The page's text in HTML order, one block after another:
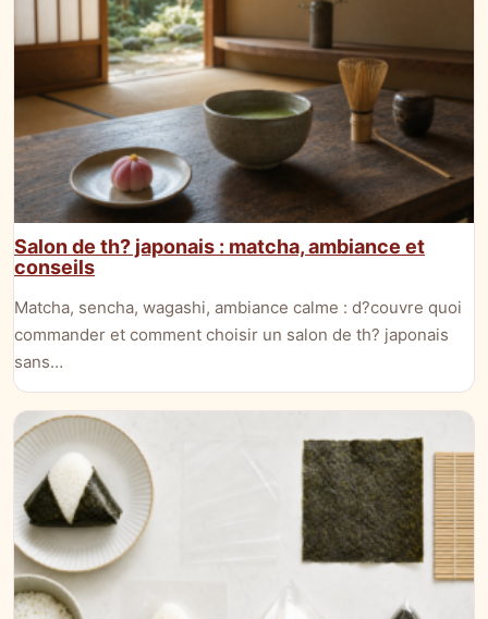
Salon de th? japonais : matcha, ambiance et
conseils
Matcha, sencha, wagashi, ambiance calme : d?couvre quoi
commander et comment choisir un salon de th? japonais
sans…